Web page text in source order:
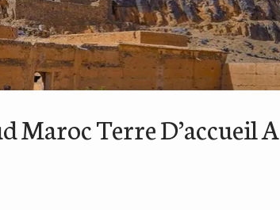
Maroc Terre D’accueil A